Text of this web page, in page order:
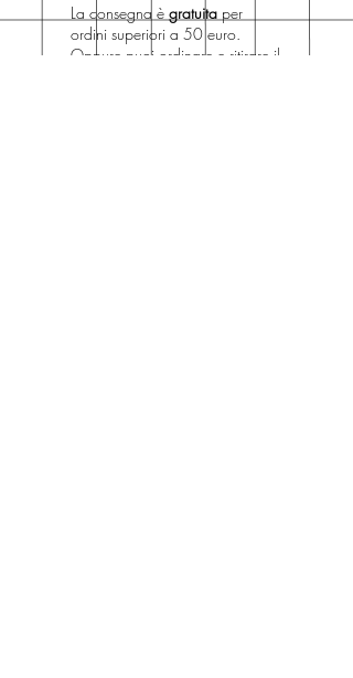
La consegna è gratuita per
ordini superiori a 50 euro.
Oppure puoi ordinare e ritirare il